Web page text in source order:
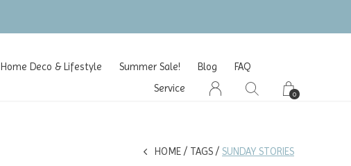
Home Deco & Lifestyle Summer Sale! Blog
FAQ
Service
0
HOME TAGS SUNDAY STORIES